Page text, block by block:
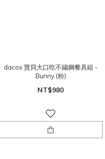
dacos 寶貝大口吃不鏽鋼餐具組 -
Bunny (粉)
NT$980